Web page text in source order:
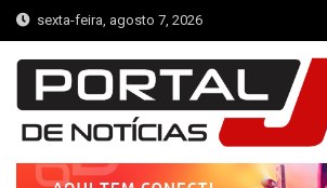
Skip
to
content
sexta-feira, agosto 7, 2026
Portal de Notícias JB
Notícias de Simplício Mendes e Região